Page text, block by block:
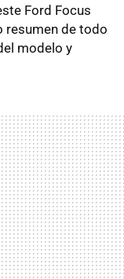
Ford Focus
resumen de todo
modelo y